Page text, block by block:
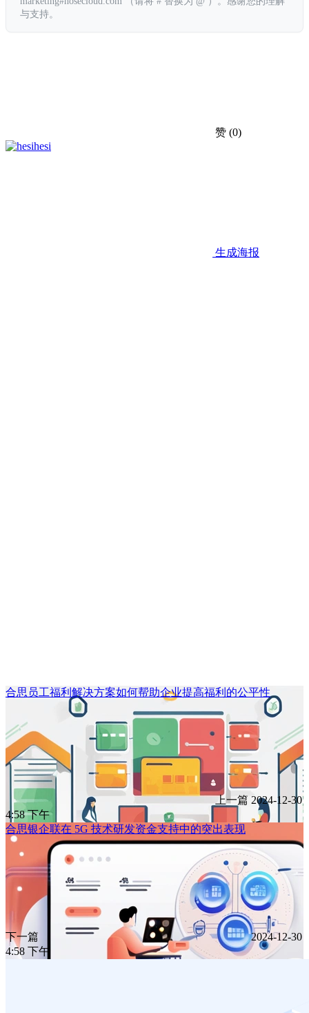
与支持。
赞 (0)
hesi
生成海报
合思员工福利解决方案如何帮助企业提高福利的公平性
上一篇 2024-12-30
4:58 下午
合思银企联在 5G 技术研发资金支持中的突出表现
下一篇
2024-12-30
4:58 下午